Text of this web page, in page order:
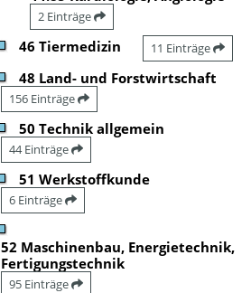
2 Einträge
46 Tiermedizin 11 Einträge
48 Land- und Forstwirtschaft
156 Einträge
50 Technik allgemein
44 Einträge
51 Werkstoffkunde
6 Einträge
52 Maschinenbau, Energietechnik,
Fertigungstechnik
95 Einträge